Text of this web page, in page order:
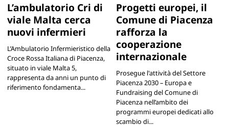
L’ambulatorio Cri di
viale Malta cerca
nuovi infermieri
L’Ambulatorio Infermieristico della
Croce Rossa Italiana di Piacenza,
situato in viale Malta 5,
rappresenta da anni un punto di
riferimento fondamenta...
Progetti europei, il
Comune di Piacenza
rafforza la
cooperazione
internazionale
Prosegue l'attività del Settore
Piacenza 2030 – Europa e
Fundraising del Comune di
Piacenza nell’ambito dei
programmi europei dedicati allo
scambio di...